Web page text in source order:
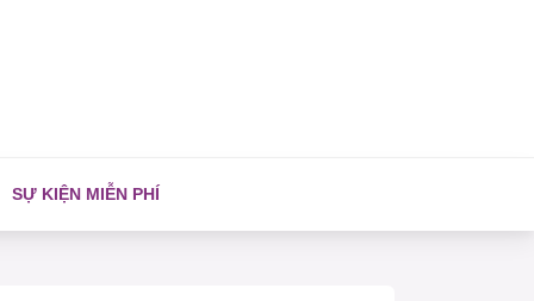
SỰ KIỆN MIỄN PHÍ